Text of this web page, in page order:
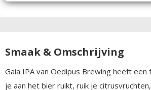
Smaak & Omschrijving
Gaia IPA van Oedipus Brewing heeft een
je aan het bier ruikt, ruik je